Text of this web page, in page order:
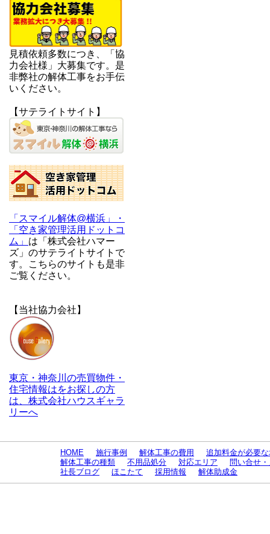
見積依頼多数につき、「協
力会社様」大募集です。是
非弊社の解体工事をお手伝
いください。
【サテライトサイト】
「スマイル解体@横浜」・
「空き家管理活用ドットコ
ム」 は「株式会社ハマー
ズ」のサテライトサイトで
す。こちらのサイトも是非
ご覧ください。
【当社協力会社】
東京・神奈川の売買物件・
住宅情報はをお探しの方
は、株式会社ハウスギャラ
リーへ
HOME 施行事例 解体工事の費用
追加料金が必要
解体工事の種類
不用品処分 対応エリア
問い合せ
社長ブログ
ほこたて 採用情報 解体助成金